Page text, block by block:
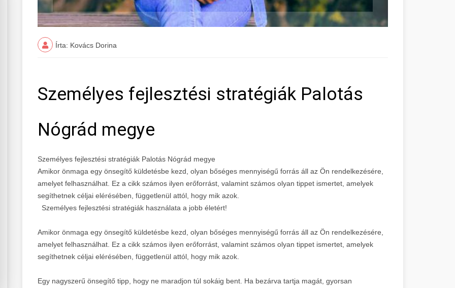
Írta: Kovács Dorina
Személyes fejlesztési stratégiák Palotás
Nógrád megye
Személyes fejlesztési stratégiák Palotás Nógrád megye
Amikor önmaga egy önsegítő küldetésbe kezd, olyan bőséges mennyiségű forrás áll az Ön rendelkezésére,
amelyet felhasználhat. Ez a cikk számos ilyen erőforrást, valamint számos olyan tippet ismertet, amelyek
segíthetnek céljai elérésében, függetlenül attól, hogy mik azok.
Személyes fejlesztési stratégiák használata a jobb életért!
Amikor önmaga egy önsegítő küldetésbe kezd, olyan bőséges mennyiségű forrás áll az Ön rendelkezésére,
amelyet felhasználhat. Ez a cikk számos ilyen erőforrást, valamint számos olyan tippet ismertet, amelyek
segíthetnek céljai elérésében, függetlenül attól, hogy mik azok.
Egy nagyszerű önsegítő tipp, hogy ne maradjon túl sokáig bent. Ha bezárva tartja magát, gyorsan